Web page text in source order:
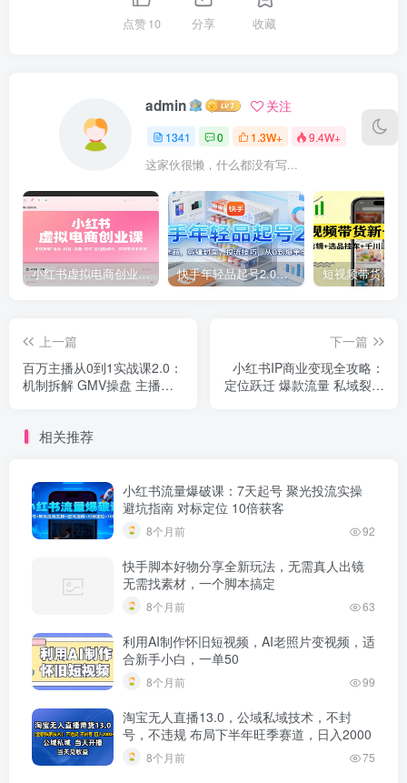
点赞10 分享 收藏
admin 关注
1341 0 1.3W+ 9.4W+
这家伙很懒，什么都没有写...
小红书虚拟电商创业课，系统拆解选品-内容-流量-变现，实现零成本变现 快手年轻品起号2.0：养号选品，剪辑封面，投流技巧，从0到爆单全流程
上一篇
百万主播从0到1实战课2.0：
机制拆解 GMV操盘 主播养
下一篇
小红书IP商业变现全攻略：
定位跃迁 爆款流量 私域裂变
相关推荐
小红书流量爆破课：7天起号 聚光投流实操
避坑指南 对标定位 10倍获客
8个月前 92
快手脚本好物分享全新玩法，无需真人出镜
无需找素材，一个脚本搞定
8个月前 63
利用AI制作怀旧短视频，AI老照片变视频，适
合新手小白，一单50
8个月前 99
淘宝无人直播13.0，公域私域技术，不封
号，不违规 布局下半年旺季赛道，日入2000
8个月前 75